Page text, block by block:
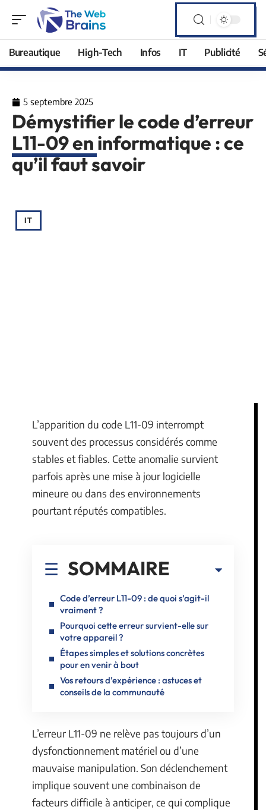
Bureautique High-Tech Infos IT Publicité
5 septembre 2025
Démystifier le code d’erreur
L11-09 en informatique : ce
qu’il faut savoir
IT
L’apparition du code L11-09 interrompt
souvent des processus considérés comme
stables et fiables. Cette anomalie survient
parfois après une mise à jour logicielle
mineure ou dans des environnements
pourtant réputés compatibles.
SOMMAIRE
Code d’erreur L11-09 : de quoi s’agit-il
vraiment ?
Pourquoi cette erreur survient-elle sur
votre appareil ?
Étapes simples et solutions concrètes
pour en venir à bout
Vos retours d’expérience : astuces et
conseils de la communauté
L’erreur L11-09 ne relève pas toujours d’un
dysfonctionnement matériel ou d’une
mauvaise manipulation. Son déclenchement
implique souvent une combinaison de
facteurs difficile à anticiper, ce qui complique